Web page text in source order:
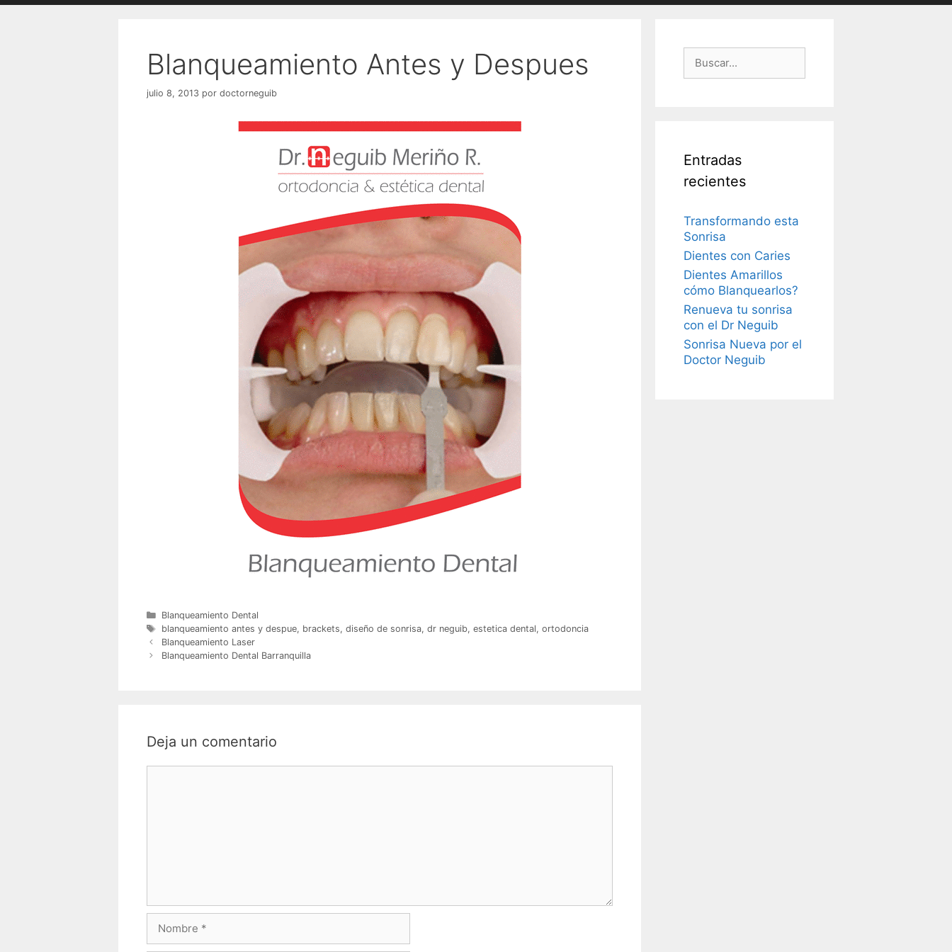
Blanqueamiento Antes y Despues
julio 8, 2013 por doctorneguib
Categorías
Blanqueamiento Dental
Etiquetas
blanqueamiento antes y despue, brackets, diseño de sonrisa, dr neguib, estetica dental, ortodoncia
Blanqueamiento Laser
Blanqueamiento Dental Barranquilla
Deja un comentario
Entradas
recientes
Transformando esta
Sonrisa
Dientes con Caries
Dientes Amarillos
cómo Blanquearlos?
Renueva tu sonrisa
con el Dr Neguib
Sonrisa Nueva por el
Doctor Neguib